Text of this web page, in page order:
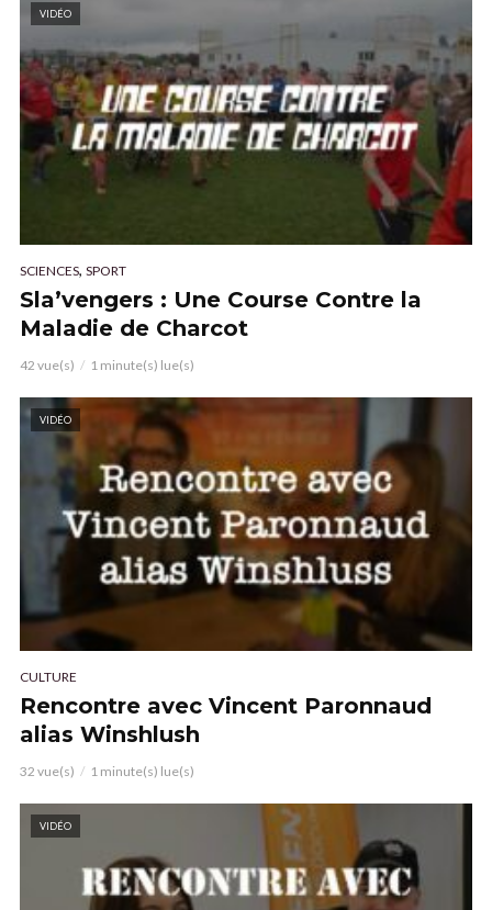
VIDÉO
SCIENCES, SPORT
Sla’vengers : Une Course Contre la
Maladie de Charcot
42 vue(s) 1 minute(s) lue(s)
VIDÉO
CULTURE
Rencontre avec Vincent Paronnaud
alias Winshlush
32 vue(s) 1 minute(s) lue(s)
VIDÉO